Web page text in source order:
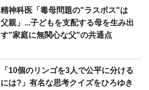
精神科医「毒母問題の"ラスボス"は
父親」...子どもを支配する母を生み出
す"家庭に無関心な父"の共通点
「10個のリンゴを3人で公平に分ける
には?」有名な思考クイズをひろゆき